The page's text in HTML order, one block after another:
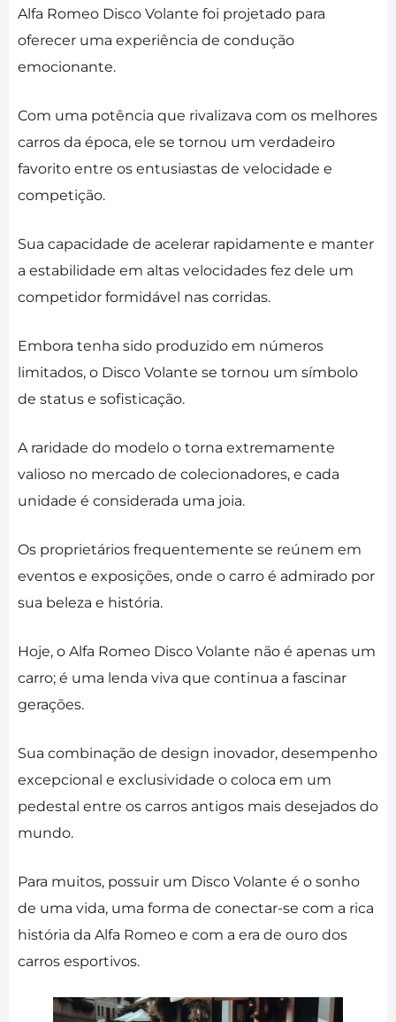
Alfa Romeo Disco Volante foi projetado para
oferecer uma experiência de condução
emocionante.
Com uma potência que rivalizava com os melhores
carros da época, ele se tornou um verdadeiro
favorito entre os entusiastas de velocidade e
competição.
Sua capacidade de acelerar rapidamente e manter
a estabilidade em altas velocidades fez dele um
competidor formidável nas corridas.
Embora tenha sido produzido em números
limitados, o Disco Volante se tornou um símbolo
de status e sofisticação.
A raridade do modelo o torna extremamente
valioso no mercado de colecionadores, e cada
unidade é considerada uma joia.
Os proprietários frequentemente se reúnem em
eventos e exposições, onde o carro é admirado por
sua beleza e história.
Hoje, o Alfa Romeo Disco Volante não é apenas um
carro; é uma lenda viva que continua a fascinar
gerações.
Sua combinação de design inovador, desempenho
excepcional e exclusividade o coloca em um
pedestal entre os carros antigos mais desejados do
mundo.
Para muitos, possuir um Disco Volante é o sonho
de uma vida, uma forma de conectar-se com a rica
história da Alfa Romeo e com a era de ouro dos
carros esportivos.